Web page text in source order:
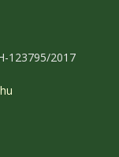
123795/2017